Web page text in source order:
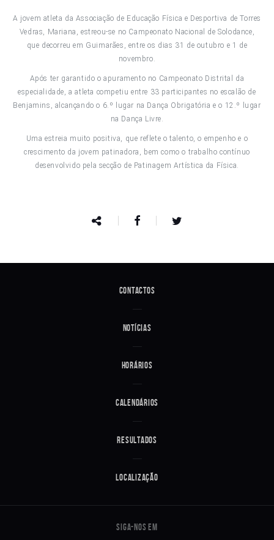
A jovem atleta da Associação de Educação Física e Desportiva de Torres
Vedras, Mariana, estreou-se no Campeonato Nacional de Solodance,
que decorreu em Guimarães, entre os dias 31 de outubro e 1 de
novembro.
Após ter garantido o apuramento no Campeonato Distrital da
especialidade, a atleta competiu entre 33 participantes no escalão de
Benjamins, alcançando o 6.º lugar na Dança Obrigatória e o 12.º lugar
na Dança Livre.
Uma estreia muito positiva, que reflete o talento, o empenho e o
crescimento da jovem patinadora, bem como o trabalho contínuo
desenvolvido pela secção de Patinagem Artística da Física.
Contactos
Notícias
Horários
Calendários
Resultados
Localização